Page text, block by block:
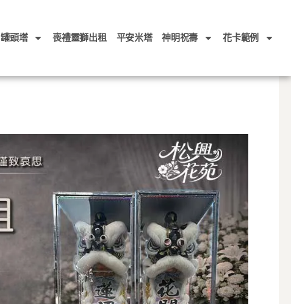
罐頭塔 喪禮靈獅出租 平安米塔 神明祝壽 花卡範例